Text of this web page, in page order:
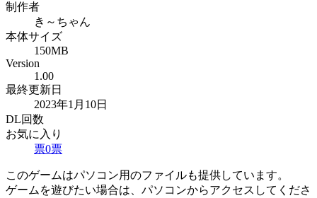
制作者
き～ちゃん
本体サイズ
150MB
Version
1.00
最終更新日
2023年1月10日
DL回数
お気に入り
票0票
このゲームはパソコン用のファイルも提供しています。
ゲームを遊びたい場合は、パソコンからアクセスしてくださ